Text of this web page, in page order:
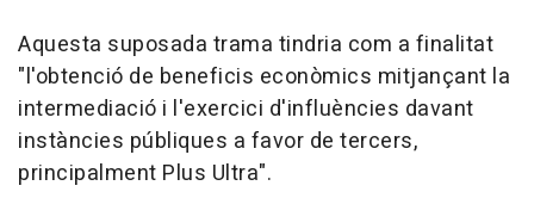
Aquesta suposada trama tindria com a finalitat
"l'obtenció de beneficis econòmics mitjançant la
intermediació i l'exercici d'influències davant
instàncies públiques a favor de tercers,
principalment Plus Ultra".